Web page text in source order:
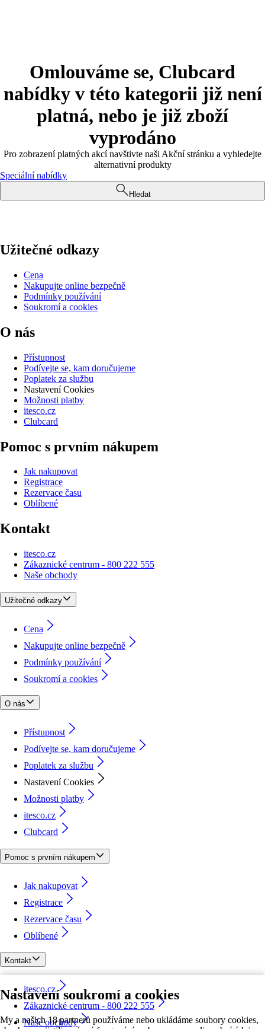
Nastavení soukromí a cookies
My a našich 18 partnerů používáme nebo ukládáme soubory cookies,
Omlouváme se, Clubcard
nabídky v této kategorii již není
platná, nebo je již zboží
vyprodáno
Pro zobrazení platných akcí navštivte naši Akční stránku a vyhledejte
alternativní produkty
Speciální nabídky
Hledat
Užitečné odkazy
Cena
Nakupujte online bezpečně
Podmínky používání
Soukromí a cookies
O nás
Přístupnost
Podívejte se, kam doručujeme
Poplatek za službu
Nastavení Cookies
Možnosti platby
itesco.cz
Clubcard
Pomoc s prvním nákupem
Jak nakupovat
Registrace
Rezervace času
Oblíbené
Kontakt
itesco.cz
Zákaznické centrum - 800 222 555
Naše obchody
Užitečné odkazy
Cena
Nakupujte online bezpečně
Podmínky používání
Soukromí a cookies
O nás
Přístupnost
Podívejte se, kam doručujeme
Poplatek za službu
Nastavení Cookies
Možnosti platby
itesco.cz
Clubcard
Pomoc s prvním nákupem
Jak nakupovat
Registrace
Rezervace času
Oblíbené
Kontakt
itesco.cz
Zákaznické centrum - 800 222 555
Naše obchody